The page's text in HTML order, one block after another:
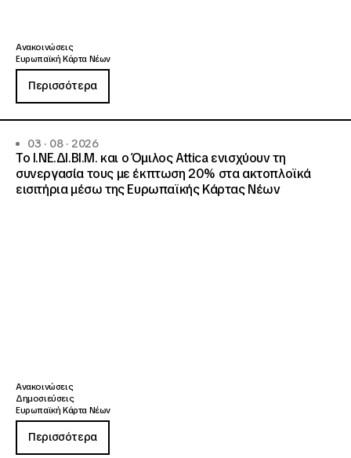
Ανακοινώσεις
Ευρωπαϊκή Κάρτα Νέων
Περισσότερα
03 · 08 · 2026
Το Ι.ΝΕ.ΔΙ.ΒΙ.Μ. και o Όμιλος Attica ενισχύουν τη
συνεργασία τους με έκπτωση 20% στα ακτοπλοϊκά
εισιτήρια μέσω της Ευρωπαϊκής Κάρτας Νέων
Ανακοινώσεις
Δημοσιεύσεις
Ευρωπαϊκή Κάρτα Νέων
Περισσότερα